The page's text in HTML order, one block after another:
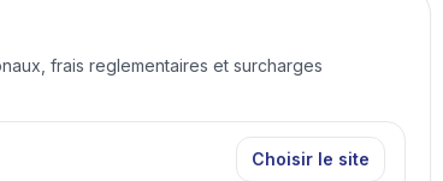
frais reglementaires et surcharges
Choisir le site